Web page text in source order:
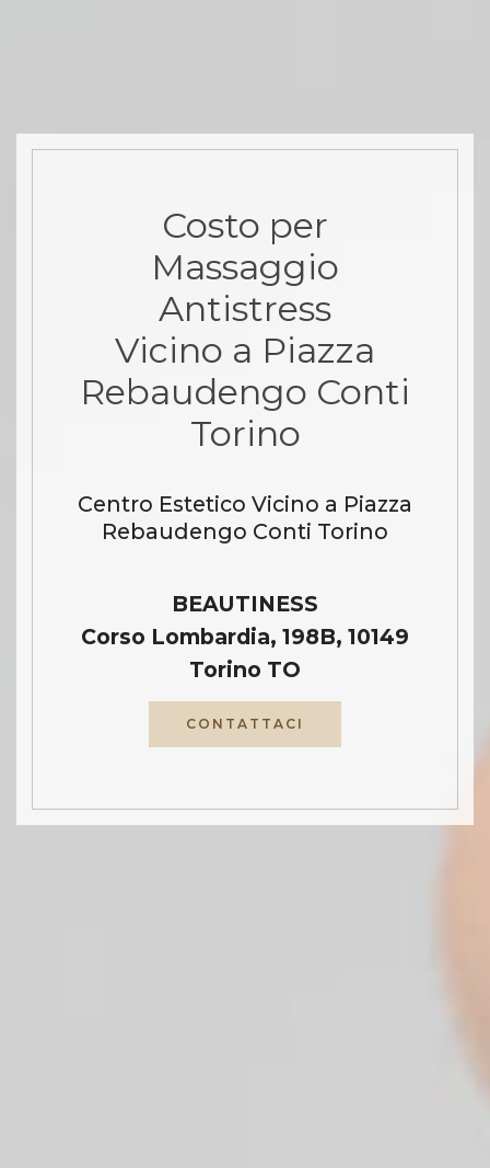
Costo per
Massaggio
Antistress
Vicino a Piazza
Rebaudengo Conti
Torino
Centro Estetico Vicino a Piazza
Rebaudengo Conti Torino
BEAUTINESS
Corso Lombardia, 198B, 10149
Torino TO
CONTATTACI